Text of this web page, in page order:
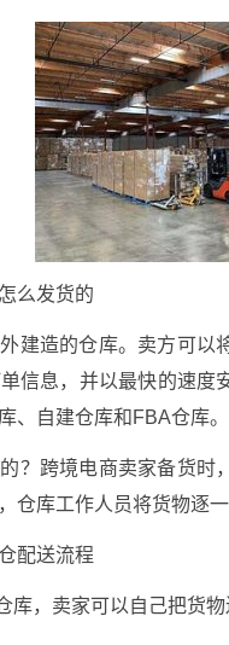
么发货的
建造的仓库。卖方可
信息，并以最快的速度
、自建仓库和FBA仓库
？跨境电商卖家备货时
仓库工作人员将货物逐
配送流程
库，卖家可以自己把货